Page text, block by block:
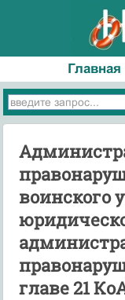
Главная
воинского
главе 21